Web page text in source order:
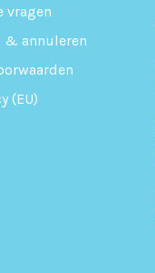
vragen
& annuleren
(EU)